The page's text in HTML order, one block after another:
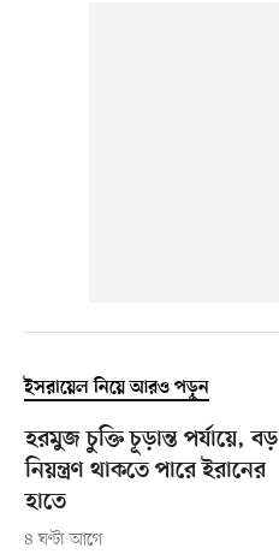
ইসরায়েল নিয়ে আরও পড়ুন
হরমুজ চুক্তি চূড়ান্ত পর্যায়ে, বড়
নিয়ন্ত্রণ থাকতে পারে ইরানের
হাতে
৪ ঘণ্টা আগে